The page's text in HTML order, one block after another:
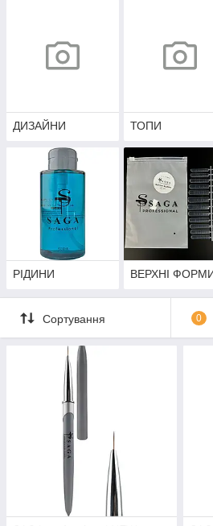
ДИЗАЙНИ ТОПИ
РІДИНИ ВЕРХНІ
Сортування 0